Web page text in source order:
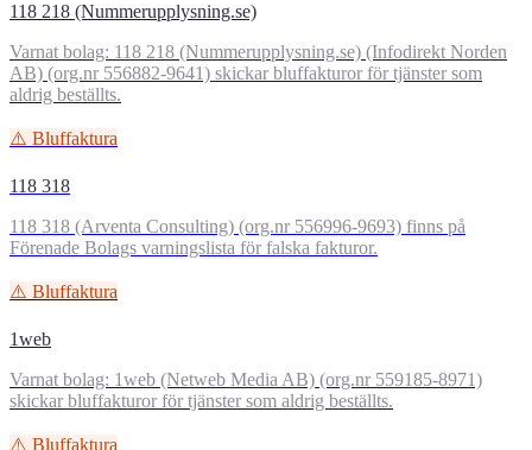
118 218 (Nummerupplysning.se)
Varnat bolag: 118 218 (Nummerupplysning.se) (Infodirekt Norden
AB) (org.nr 556882-9641) skickar bluffakturor för tjänster som
aldrig beställts.
⚠️ Bluffaktura
118 318
118 318 (Arventa Consulting) (org.nr 556996-9693) finns på
Förenade Bolags varningslista för falska fakturor.
⚠️ Bluffaktura
1web
Varnat bolag: 1web (Netweb Media AB) (org.nr 559185-8971)
skickar bluffakturor för tjänster som aldrig beställts.
⚠️ Bluffaktura